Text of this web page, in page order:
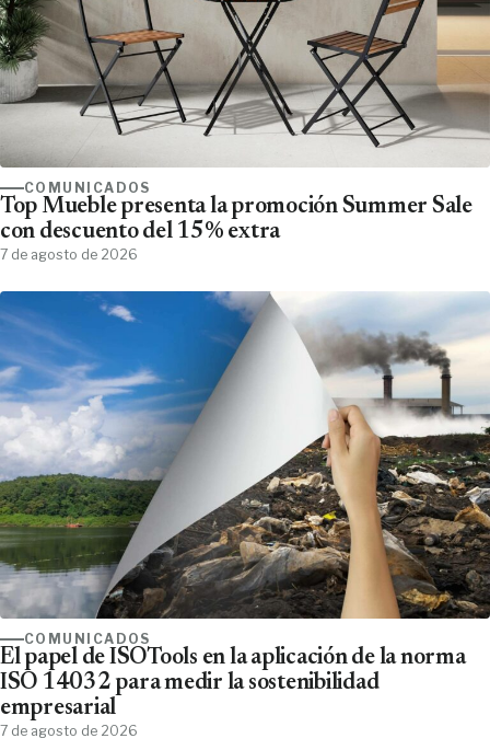
COMUNICADOS
Top Mueble presenta la promoción Summer Sale
con descuento del 15% extra
7 de agosto de 2026
COMUNICADOS
El papel de ISOTools en la aplicación de la norma
ISO 14032 para medir la sostenibilidad
empresarial
7 de agosto de 2026